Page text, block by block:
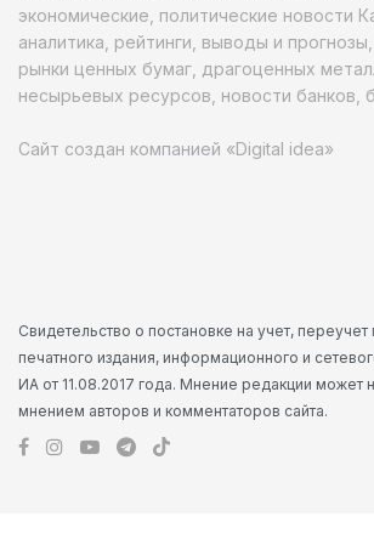
экономические, политические новости
аналитика, рейтинги, выводы и
рынки ценных бумаг, драгоценных
несырьевых ресурсов, новости банков,
Сайт создан компанией «Digital idea»
Свидетельство о постановке на учет,
печатного издания, информационного и
ИА от 11.08.2017 года. Мнение редакции может
мнением авторов и комментаторов сайта.